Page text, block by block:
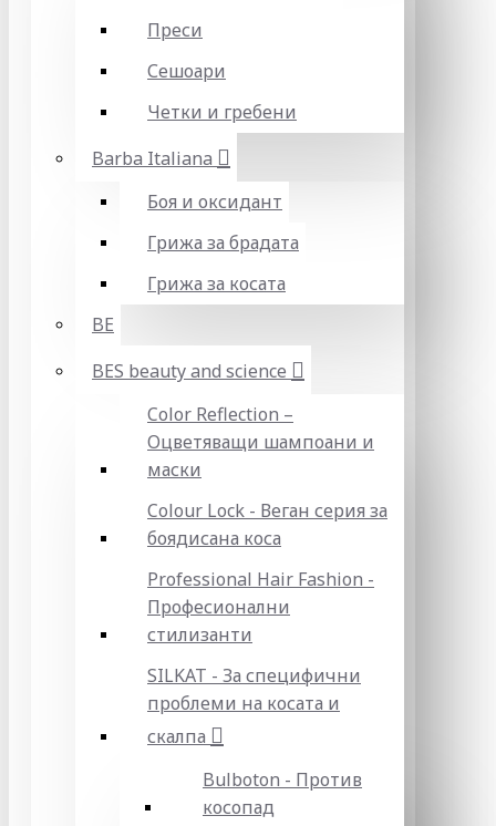
Преси
Сешоари
Четки и гребени
Barba Italiana
Боя и оксидант
Грижа за брадата
Грижа за косата
BE
BES beauty and science
Color Reflection –
Оцветяващи шампоани и
маски
Colour Lock - Веган серия за
боядисана коса
Professional Hair Fashion -
Професионални
стилизанти
SILKAT - За специфични
проблеми на косата и
скалпа
Bulboton - Против
косопад